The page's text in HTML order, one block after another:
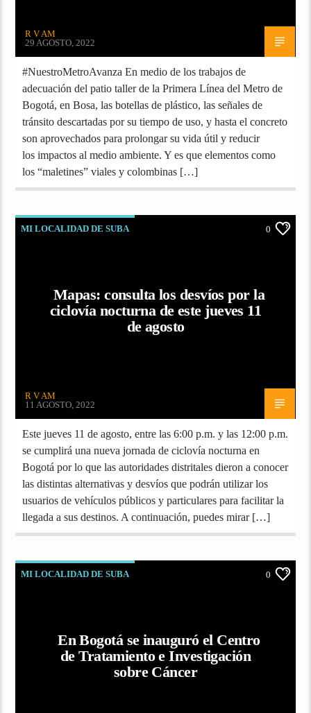
R V AM
29 AGOSTO, 2022
#NuestroMetroAvanza En medio de los trabajos de
adecuación del patio taller de la Primera Línea del Metro de
Bogotá, en Bosa, las botellas de plástico, las señales de
tránsito descartadas por su tiempo de uso, y hasta el concreto
son aprovechados para prolongar su vida útil y reducir
los impactos al medio ambiente. Y es que elementos como
los “maletines” viales y colombinas […]
MI LOCALIDAD DE SUBA 0
Mapas: consulta los desvíos por la
ciclovía nocturna de este jueves 11
de agosto
R V AM
11 AGOSTO, 2022
Este jueves 11 de agosto, entre las 6:00 p.m. y las 12:00 p.m.
se cumplirá una nueva jornada de ciclovía nocturna en
Bogotá por lo que las autoridades distritales dieron a conocer
las distintas alternativas y desvíos que podrán utilizar los
usuarios de vehículos públicos y particulares para facilitar la
llegada a sus destinos. A continuación, puedes mirar […]
MI LOCALIDAD DE SUBA 0
En Bogotá se inauguró el Centro
de Tratamiento e Investigación
sobre Cáncer